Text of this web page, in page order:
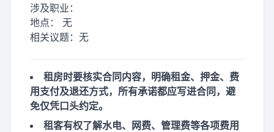
涉及职业：
地点： 无
相关议题： 无
租房时要核实合同内容，明确租金、押金、费
用支付及退还方式，所有承诺都应写进合同，避
免仅凭口头约定。
租客有权了解水电、网费、管理费等各项费用